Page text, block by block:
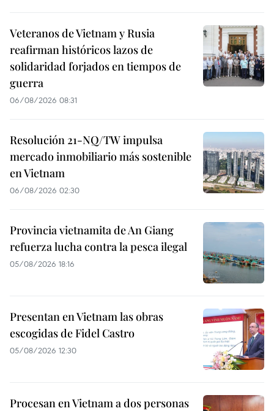
Veteranos de Vietnam y Rusia
reafirman históricos lazos de
solidaridad forjados en tiempos de
guerra
06/08/2026 08:31
Resolución 21-NQ/TW impulsa
mercado inmobiliario más sostenible
en Vietnam
06/08/2026 02:30
Provincia vietnamita de An Giang
refuerza lucha contra la pesca ilegal
05/08/2026 18:16
Presentan en Vietnam las obras
escogidas de Fidel Castro
05/08/2026 12:30
Procesan en Vietnam a dos personas